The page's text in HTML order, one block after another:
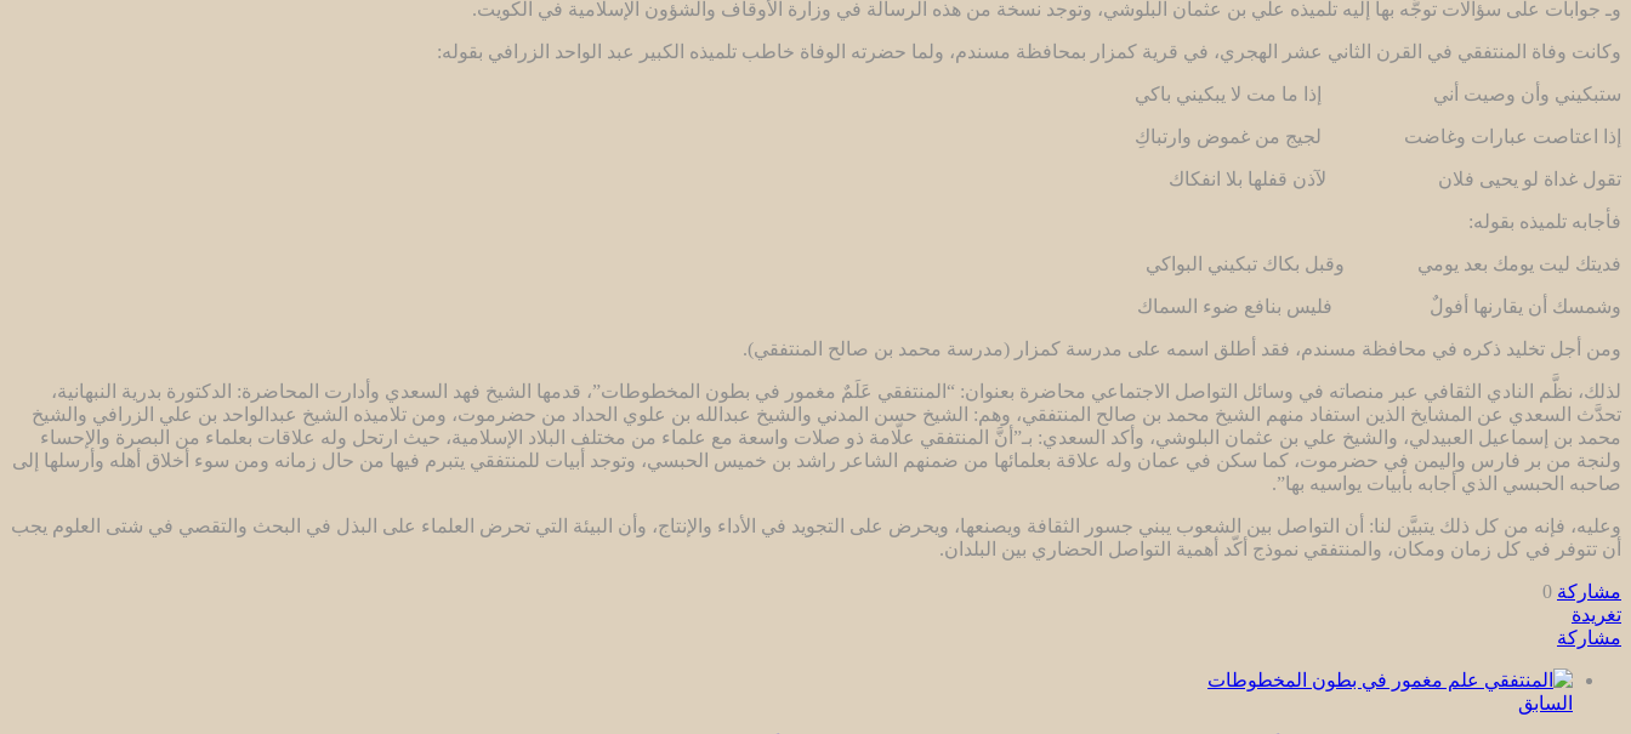
وـ جوابات على سؤالات توجَّه بها إليه تلميذه علي بن عثمان البلوشي، وتوجد نسخة من هذه الرسالة في وزارة الأوقاف والشؤون الإسلامية في الكويت.
وكانت وفاة المنتفقي في القرن الثاني عشر الهجري، في قرية كمزار بمحافظة مسندم، ولما حضرته الوفاة خاطب تلميذه الكبير عبد الواحد الزرافي بقوله:
ستبكيني وأن وصيت أني إذا ما مت لا يبكيني باكي
إذا اعتاصت عبارات وغاضت لجيج من غموض وارتباكِ
تقول غداة لو يحيى فلان لآذن قفلها بلا انفكاك
فأجابه تلميذه بقوله:
فديتك ليت يومك بعد يومي وقبل بكاك تبكيني البواكي
وشمسك أن يقارنها أفولٌ فليس بنافع ضوء السماك
ومن أجل تخليد ذكره في محافظة مسندم، فقد أطلق اسمه على مدرسة كمزار (مدرسة محمد بن صالح المنتفقي).
لذلك، نظَّم النادي الثقافي عبر منصاته في وسائل التواصل الاجتماعي محاضرة بعنوان: “المنتفقي عَلَمٌ مغمور في بطون المخطوطات”، قدمها الشيخ فهد السعدي وأدارت المحاضرة: الدكتورة بدرية النبهانية،
تحدَّث السعدي عن المشايخ الذين استفاد منهم الشيخ محمد بن صالح المنتفقي، وهم: الشيخ حسن المدني والشيخ عبدالله بن علوي الحداد من حضرموت، ومن تلاميذه الشيخ عبدالواحد بن علي الزرافي والشيخ
محمد بن إسماعيل العبيدلي، والشيخ علي بن عثمان البلوشي، وأكد السعدي: بـ”أنَّ المنتفقي علّامة ذو صلات واسعة مع علماء من مختلف البلاد الإسلامية، حيث ارتحل وله علاقات بعلماء من البصرة والإحساء
ولنجة من بر فارس واليمن في حضرموت، كما سكن في عمان وله علاقة بعلمائها من ضمنهم الشاعر راشد بن خميس الحبسي، وتوجد أبيات للمنتفقي يتبرم فيها من حال زمانه ومن سوء أخلاق أهله وأرسلها إلى
صاحبه الحبسي الذي أجابه بأبيات يواسيه بها”.
وعليه، فإنه من كل ذلك يتبيَّن لنا: أن التواصل بين الشعوب يبني جسور الثقافة ويصنعها، ويحرض على التجويد في الأداء والإنتاج، وأن البيئة التي تحرض العلماء على البذل في البحث والتقصي في شتى العلوم يجب
أن تتوفر في كل زمان ومكان، والمنتفقي نموذج أكّد أهمية التواصل الحضاري بين البلدان.
مشاركة 0
تغريدة
مشاركة
السابق